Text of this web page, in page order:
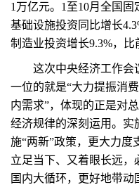
1万亿元。1至10月全国固
基础设施投资同比增长
制造业投资增长9.3%，比
这次中央经济工作会
一位的就是“大力提振消
内需求”，体现的正是对
经济规律的深刻运用。实
施“两新”政策，更大力度
立足当下、又着眼长远，
国内大循环，更好地带动